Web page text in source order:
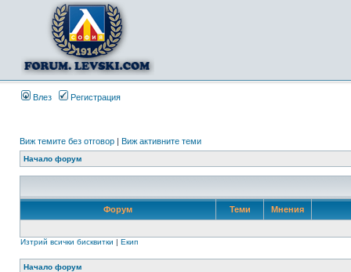
Влез Регистрация
Виж темите без отговор | Виж активните теми
Начало форум
Форум Теми Мнения
Изтрий всички бисквитки | Екип
Начало форум